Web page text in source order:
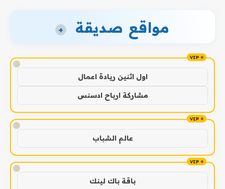
مواقع صديقة +
!
اول اثنين ريادة اعمال
مشاركة ارباح ادسنس
!
عالم الشباب
!
باقة باك لينك